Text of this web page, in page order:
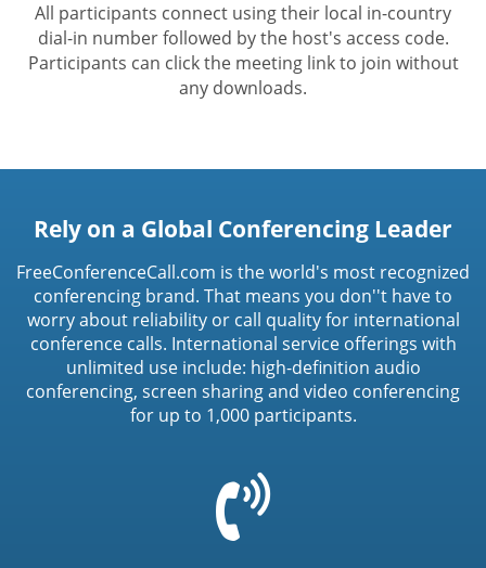
All participants connect using their local in-country
dial-in number followed by the host's access code.
Participants can click the meeting link to join without
any downloads.
Rely on a Global Conferencing Leader
FreeConferenceCall.com is the world's most recognized
conferencing brand. That means you don''t have to
worry about reliability or call quality for international
conference calls. International service offerings with
unlimited use include: high-definition audio
conferencing, screen sharing and video conferencing
for up to 1,000 participants.
t('common.phone_icon')